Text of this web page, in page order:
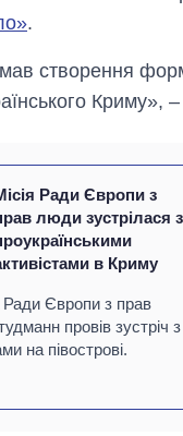
.
створення
Криму»,
Ради Європи з
люди зустрілася з
в Криму
Європи з прав
провів зустріч з
на півострові.